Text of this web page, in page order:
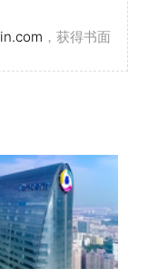
，获得书面